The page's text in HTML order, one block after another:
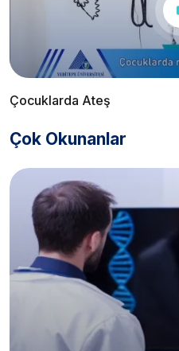
Çocuklarda Ateş
Çok Okunanlar